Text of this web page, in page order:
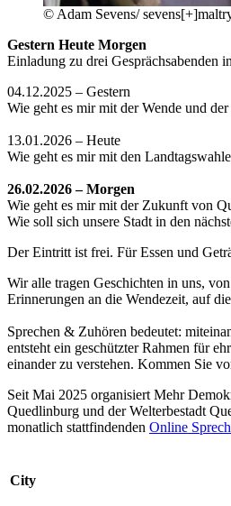
© Adam Sevens/
Gestern Heute Morgen
Einladung zu drei Gesprächsabenden
04.12.2025 – Gestern
Wie geht es mir mit der Wende und
13.01.2026 – Heute
Wie geht es mir mit den
26.02.2026 – Morgen
Wie geht es mir mit der Zukunft von
Wie soll sich unsere Stadt in den
Der Eintritt ist frei. Für Essen und
Wir alle tragen Geschichten in uns,
Erinnerungen an die Wendezeit, auf
Sprechen & Zuhören bedeutet:
entsteht ein geschützter Rahmen für
einander zu verstehen. Kommen Sie
Seit Mai 2025 organisiert Mehr
Quedlinburg und der Welterbestadt
monatlich stattfindenden Online
City